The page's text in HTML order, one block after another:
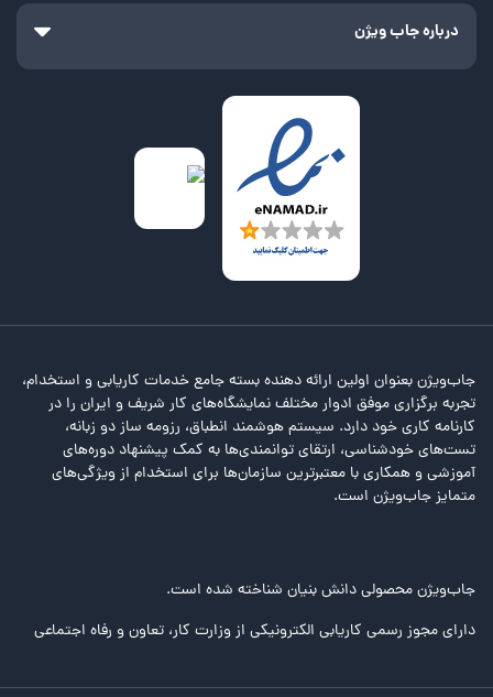
درباره جاب ویژن
جاب‌ویژن بعنوان اولین ارائه دهنده بسته جامع خدمات کاریابی و استخدام،
تجربه برگزاری موفق ادوار مختلف نمایشگاه‌های کار شریف و ایران را در
کارنامه کاری خود دارد. سیستم هوشمند انطباق، رزومه ساز دو زبانه،
تست‌های خودشناسی، ارتقای توانمندی‌ها به کمک پیشنهاد دوره‌های
آموزشی و همکاری با معتبرترین سازمان‌ها برای استخدام از ویژگی‌های
متمایز جاب‌ویژن است.
جاب‌ویژن محصولی دانش بنیان شناخته شده است.
دارای مجوز رسمی کاریابی الکترونیکی از وزارت کار، تعاون و رفاه اجتماعی